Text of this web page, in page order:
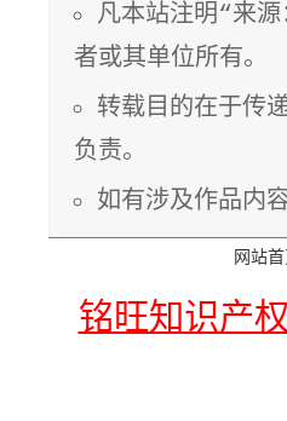
凡本站注明“来
者或其单位所有。
转载目的在于传
负责。
如有涉及作品内
网站
铭旺知识产